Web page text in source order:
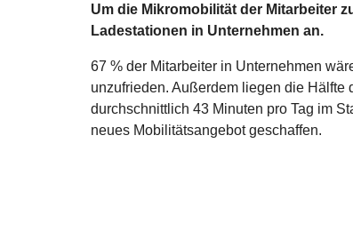
Um die Mikromobilität der Mitarbeiter
Ladestationen in Unternehmen an.
67 % der Mitarbeiter in Unternehmen
unzufrieden. Außerdem liegen die Hälfte
durchschnittlich 43 Minuten pro Tag im
neues Mobilitätsangebot geschaffen.